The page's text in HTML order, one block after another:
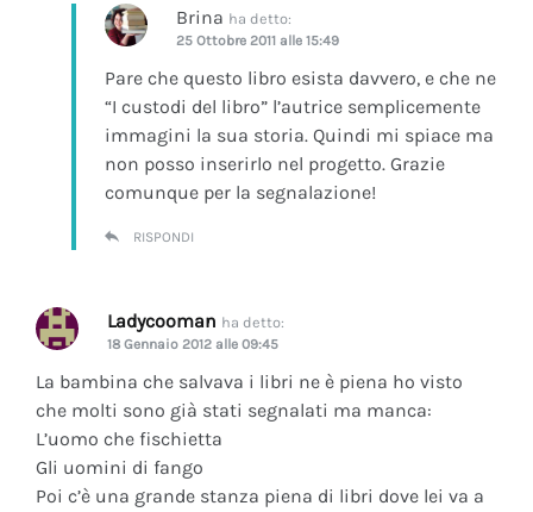
Brina ha detto:
25 Ottobre 2011 alle 15:49
Pare che questo libro esista davvero, e che ne
“I custodi del libro” l’autrice semplicemente
immagini la sua storia. Quindi mi spiace ma
non posso inserirlo nel progetto. Grazie
comunque per la segnalazione!
RISPONDI
Ladycooman ha detto:
18 Gennaio 2012 alle 09:45
La bambina che salvava i libri ne è piena ho visto
che molti sono già stati segnalati ma manca:
L’uomo che fischietta
Gli uomini di fango
Poi c’è una grande stanza piena di libri dove lei va a